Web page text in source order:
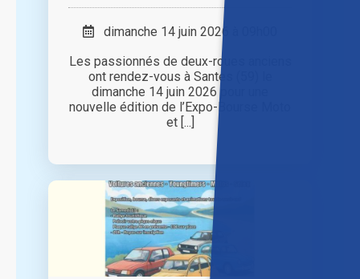
dimanche 14 juin 2026 à 09h00
Les passionnés de deux-roues anciens
ont rendez-vous à Santes (59) le
dimanche 14 juin 2026 pour une
nouvelle édition de l’Expo-Bourse Moto
et [...]